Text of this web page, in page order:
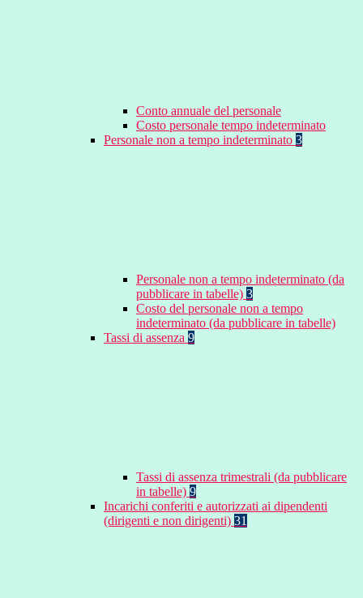
Conto annuale del personale
Costo personale tempo indeterminato
Personale non a tempo indeterminato 3
Personale non a tempo indeterminato (da
pubblicare in tabelle) 3
Costo del personale non a tempo
indeterminato (da pubblicare in tabelle)
Tassi di assenza 9
Tassi di assenza trimestrali (da pubblicare
in tabelle) 9
Incarichi conferiti e autorizzati ai dipendenti
(dirigenti e non dirigenti) 31